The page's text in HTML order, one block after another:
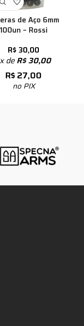
de Aço 6mm
100un – Rossi
R$ 30,00
deR$30,00
R$27,00
no PIX